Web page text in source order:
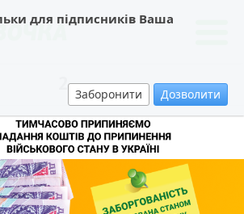
для підписників Ваша
Заборонити Дозволити
2